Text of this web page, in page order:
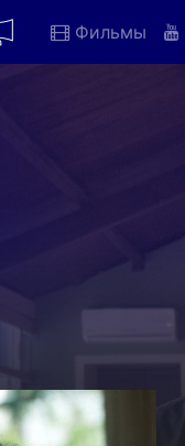
Фильмы